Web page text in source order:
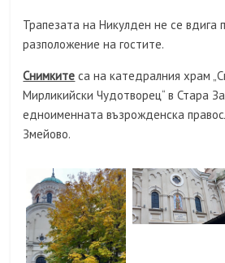
Трапезата на Никулден не се вдига
разположение на гостите.
Снимките са на катедралния храм
Мирликийски Чудотворец“ в Стара
едноименната възрожденска
Змейово.